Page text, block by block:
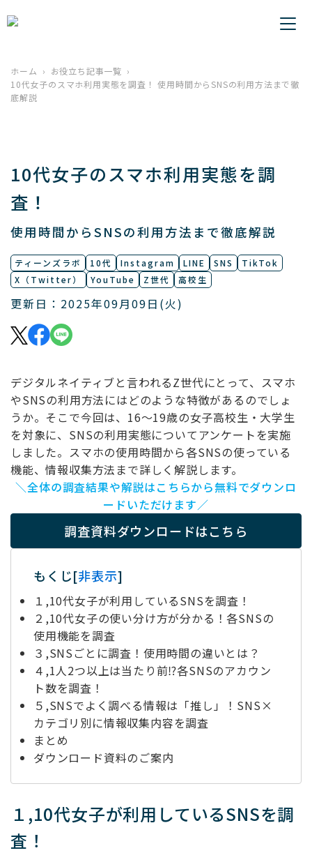
ホーム
お役立ち記事一覧
10代女子のスマホ利用実態を調査！ 使用時間からSNSの利用方法まで徹
底解説
10代女子のスマホ利用実態を調
査！
使用時間からSNSの利用方法まで徹底解説
ティーンズラボ 10代 Instagram LINE SNS
TikTok
X（Twitter）
YouTube Z世代 高校生
更新日：2025年09月09日(火)
デジタルネイティブと言われるZ世代にとって、スマホ
やSNSの利用方法にはどのような特徴があるのでしょ
うか。そこで今回は、16～19歳の女子高校生・大学生
を対象に、SNSの利用実態についてアンケートを実施
しました。スマホの使用時間から各SNSの使っている
機能、情報収集方法まで詳しく解説します。
＼全体の調査結果や解説はこちらから無料でダウンロ
ードいただけます／
調査資料ダウンロードはこちら
もくじ[非表示]
１,10代女子が利用しているSNSを調査！
２,10代女子の使い分け方が分かる！各SNSの
使用機能を調査
３,SNSごとに調査！使用時間の違いとは？
４,1人2つ以上は当たり前⁉各SNSのアカウン
ト数を調査！
５,SNSでよく調べる情報は「推し」！SNS×
カテゴリ別に情報収集内容を調査
まとめ
ダウンロード資料のご案内
１,10代女子が利用しているSNSを調
査！